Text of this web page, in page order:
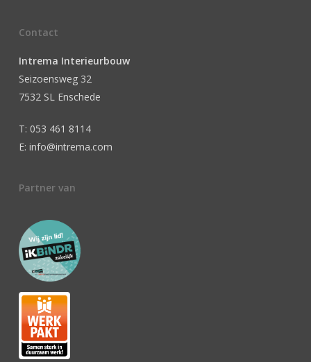
Contact
Intrema Interieurbouw
Seizoensweg 32
7532 SL Enschede
T: 053 461 8114
E: info@intrema.com
Partner van